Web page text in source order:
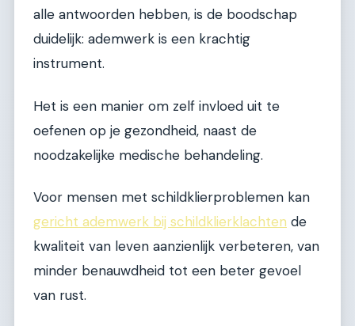
alle antwoorden hebben, is de boodschap
duidelijk: ademwerk is een krachtig
instrument.
Het is een manier om zelf invloed uit te
oefenen op je gezondheid, naast de
noodzakelijke medische behandeling.
Voor mensen met schildklierproblemen kan
gericht ademwerk bij schildklierklachten de
kwaliteit van leven aanzienlijk verbeteren, van
minder benauwdheid tot een beter gevoel
van rust.